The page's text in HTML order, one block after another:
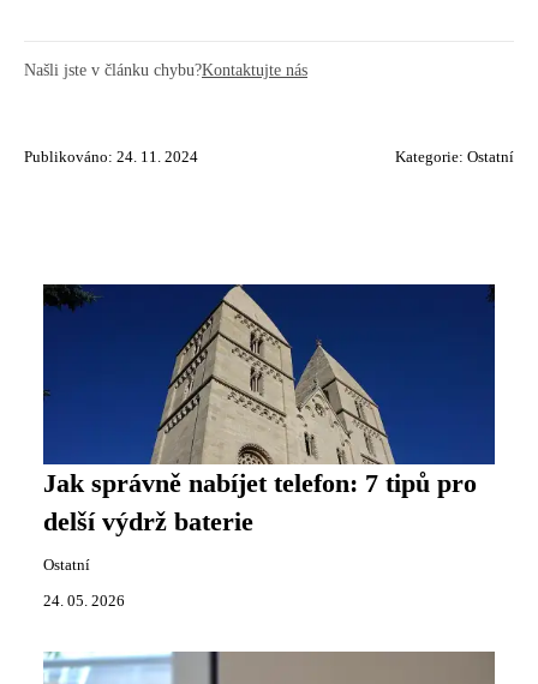
Našli jste v článku chybu?Kontaktujte nás
Publikováno: 24. 11. 2024 Kategorie: Ostatní
Jak správně nabíjet telefon: 7 tipů pro
delší výdrž baterie
Ostatní
24. 05. 2026